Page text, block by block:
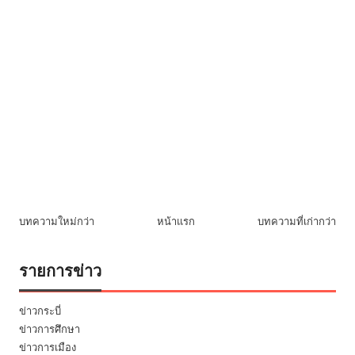
บทความใหม่กว่า บทความที่เก่ากว่า
หน้าแรก
รายการข่าว
ข่าวกระบี่
ข่าวการศึกษา
ข่าวการเมือง